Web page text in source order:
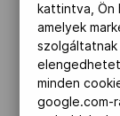
NOB
kattintva, Ön
amelyek
minden
google.com-